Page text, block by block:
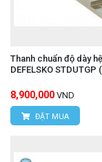
Thanh chuẩn độ dày
DEFELSKO STDUTGP
8,900,000 VND
ĐẶT MUA